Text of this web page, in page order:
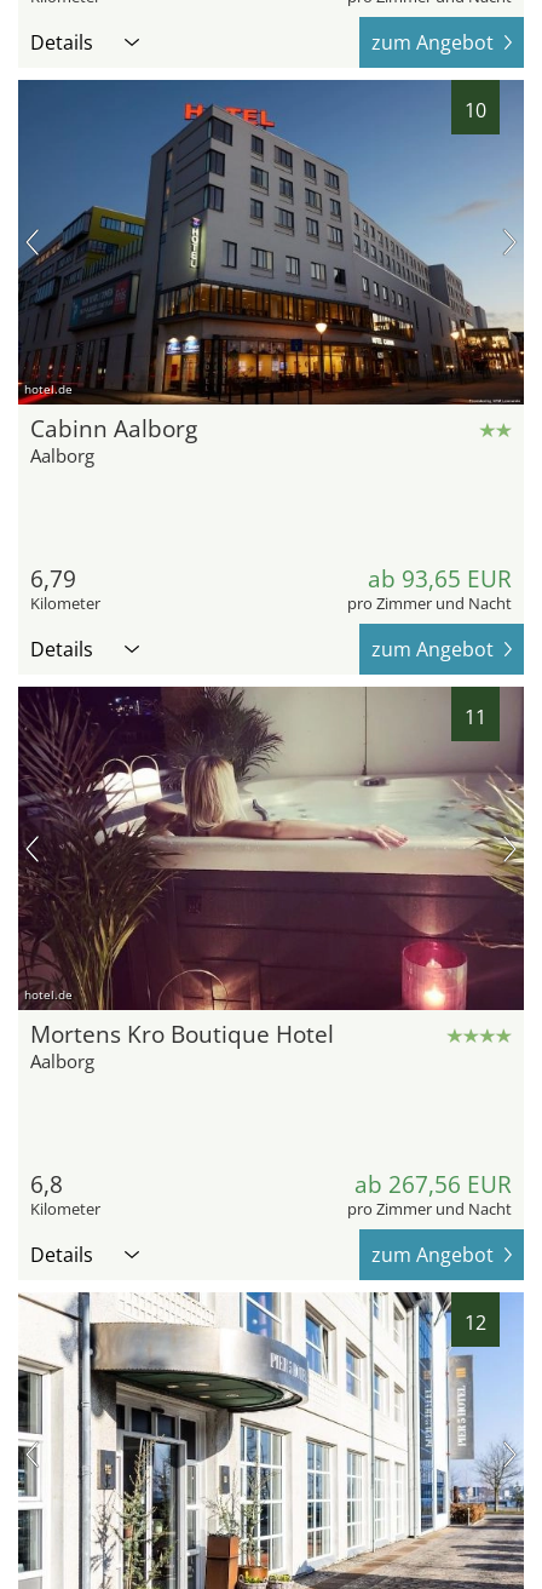
Details zum Angebot
10
hotel.de
Cabinn Aalborg
Aalborg
6,79
Kilometer
ab 93,65 EUR
pro Zimmer und Nacht
Details zum Angebot
11
hotel.de
Mortens Kro Boutique Hotel
Aalborg
6,8
Kilometer
ab 267,56 EUR
pro Zimmer und Nacht
Details zum Angebot
12